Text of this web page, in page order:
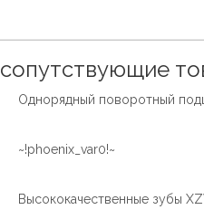
сопутствующие
~!phoenix_var0!~